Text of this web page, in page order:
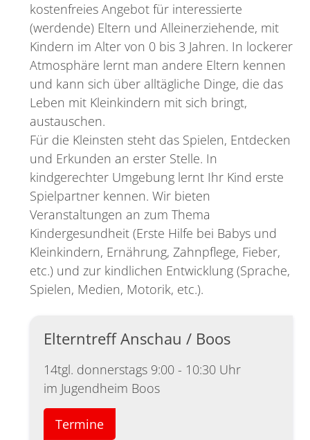
kostenfreies Angebot für interessierte
(werdende) Eltern und Alleinerziehende, mit
Kindern im Alter von 0 bis 3 Jahren. In lockerer
Atmosphäre lernt man andere Eltern kennen
und kann sich über alltägliche Dinge, die das
Leben mit Kleinkindern mit sich bringt,
austauschen.
Für die Kleinsten steht das Spielen, Entdecken
und Erkunden an erster Stelle. In
kindgerechter Umgebung lernt Ihr Kind erste
Spielpartner kennen. Wir bieten
Veranstaltungen an zum Thema
Kindergesundheit (Erste Hilfe bei Babys und
Kleinkindern, Ernährung, Zahnpflege, Fieber,
etc.) und zur kindlichen Entwicklung (Sprache,
Spielen, Medien, Motorik, etc.).
Elterntreff Anschau / Boos
14tgl. donnerstags 9:00 - 10:30 Uhr
im Jugendheim Boos
Termine